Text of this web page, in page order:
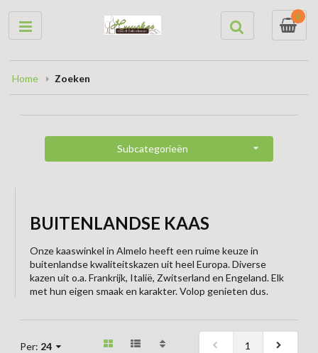
0
Home Zoeken
Subcategorieën
BUITENLANDSE KAAS
Onze kaaswinkel in Almelo heeft een ruime keuze in
buitenlandse kwaliteitskazen uit heel Europa. Diverse
kazen uit o.a. Frankrijk, Italië, Zwitserland en Engeland. Elk
met hun eigen smaak en karakter. Volop genieten dus.
Per: 24 1